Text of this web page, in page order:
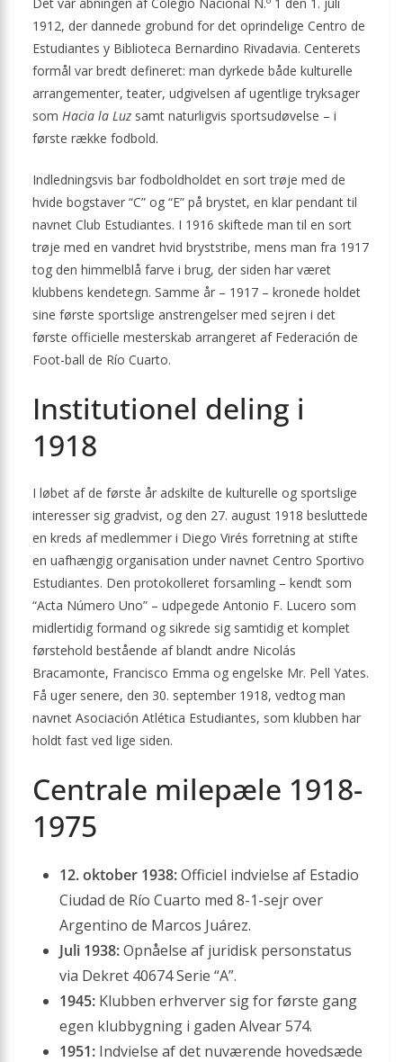
1912, der dannede grobund for det oprindelige Centro de
Estudiantes y Biblioteca Bernardino Rivadavia. Centerets
formål var bredt defineret: man dyrkede både kulturelle
arrangementer, teater, udgivelsen af ugentlige tryksager
som Hacia la Luz samt naturligvis sportsudøvelse – i
første række fodbold.
Indledningsvis bar fodboldholdet en sort trøje med de
hvide bogstaver “C” og “E” på brystet, en klar pendant til
navnet Club Estudiantes. I 1916 skiftede man til en sort
trøje med en vandret hvid bryststribe, mens man fra 1917
tog den himmelblå farve i brug, der siden har været
klubbens kendetegn. Samme år – 1917 – kronede holdet
sine første sportslige anstrengelser med sejren i det
første officielle mesterskab arrangeret af Federación de
Foot-ball de Río Cuarto.
Institutionel deling i
1918
I løbet af de første år adskilte de kulturelle og sportslige
interesser sig gradvist, og den 27. august 1918 besluttede
en kreds af medlemmer i Diego Virés forretning at stifte
en uafhængig organisation under navnet Centro Sportivo
Estudiantes. Den protokolleret forsamling – kendt som
“Acta Número Uno” – udpegede Antonio F. Lucero som
midlertidig formand og sikrede sig samtidig et komplet
førstehold bestående af blandt andre Nicolás
Bracamonte, Francisco Emma og engelske Mr. Pell Yates.
Få uger senere, den 30. september 1918, vedtog man
navnet Asociación Atlética Estudiantes, som klubben har
holdt fast ved lige siden.
Centrale milepæle 1918-
1975
12. oktober 1938:Officiel indvielse af Estadio
Ciudad de Río Cuarto med 8-1-sejr over
Argentino de Marcos Juárez.
Juli 1938:Opnåelse af juridisk personstatus
via Dekret 40674 Serie “A”.
1945: Klubben erhverver sig for første gang
egen klubbygning i gaden Alvear 574.
1951: Indvielse af det nuværende hovedsæde